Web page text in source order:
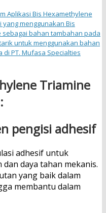
Aplikasi Bis Hexamethylene
menggunakan Bis
bahan tambahan pada
untuk menggunakan bahan
PT. Mufasa Specialties
Triamine
pengisi adhesif
adhesif untuk
daya tahan mekanis.
yang baik dalam
membantu dalam